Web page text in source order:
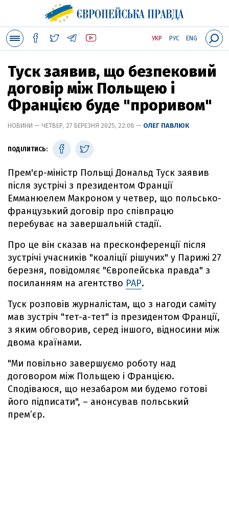
УКР РУС ENG
Туск заявив, що безпековий
договір між Польщею і
Францією буде "проривом"
НОВИНИ — ЧЕТВЕР, 27 БЕРЕЗНЯ 2025, 22:08 — ОЛЕГ ПАВЛЮК
ПОДІЛИТИСЬ:
Прем'єр-міністр Польщі Дональд Туск заявив
після зустрічі з президентом Франції
Емманюелем Макроном у четвер, що польсько-
французький договір про співпрацю
перебуває на завершальній стадії.
Про це він сказав на пресконференції після
зустрічі учасників "коаліції рішучих" у Парижі 27
березня, повідомляє "Європейська правда" з
посиланням на агентство РАР.
Туск розповів журналістам, що з нагоди саміту
мав зустріч "тет-а-тет" із президентом Франції,
з яким обговорив, серед іншого, відносини між
двома країнами.
"Ми повільно завершуємо роботу над
договором між Польщею і Францією.
Сподіваюся, що незабаром ми будемо готові
його підписати", – анонсував польський
премʼєр.